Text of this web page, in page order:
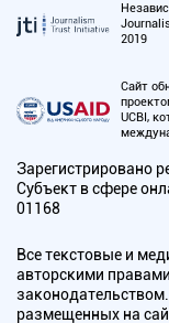
2019
Сайт
UCBI,
Зарегистрировано
Субъект в сфере
01168
Все текстовые и
авторскими
размещенных на